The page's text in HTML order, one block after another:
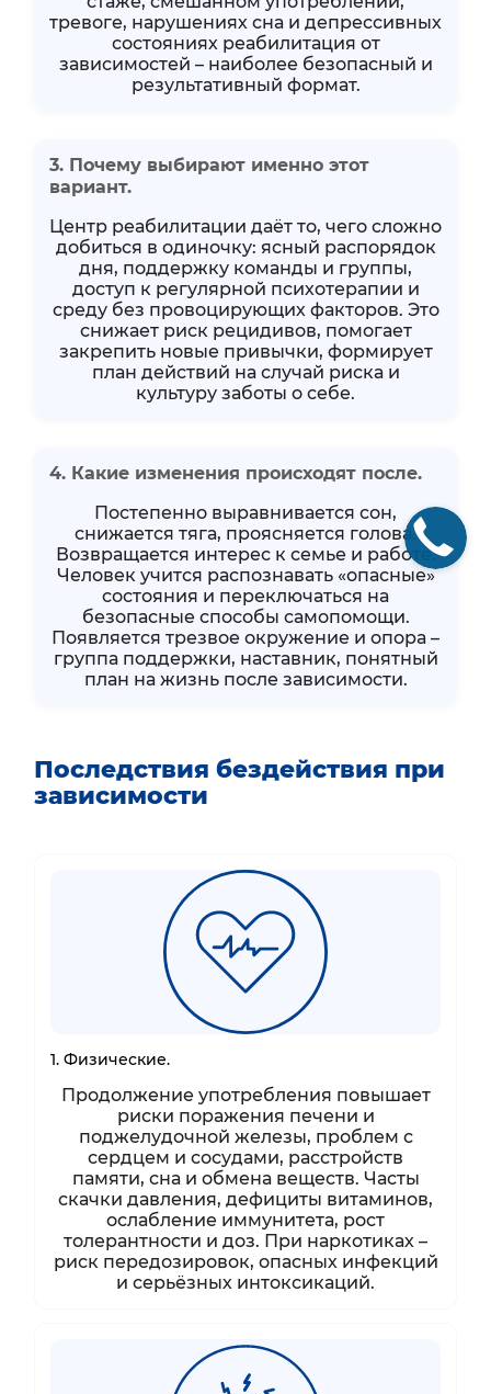
тревоге, нарушениях сна и депрессивных
состояниях реабилитация от
зависимостей – наиболее безопасный и
результативный формат.
3. Почему выбирают именно этот
вариант.
Центр реабилитации даёт то, чего сложно
добиться в одиночку: ясный распорядок
дня, поддержку команды и группы,
доступ к регулярной психотерапии и
среду без провоцирующих факторов. Это
снижает риск рецидивов, помогает
закрепить новые привычки, формирует
план действий на случай риска и
культуру заботы о себе.
4. Какие изменения происходят после.
Постепенно выравнивается сон,
снижается тяга, проясняется голова.
Возвращается интерес к семье и работе.
Человек учится распознавать «опасные»
состояния и переключаться на
безопасные способы самопомощи.
Появляется трезвое окружение и опора –
группа поддержки, наставник, понятный
план на жизнь после зависимости.
Последствия бездействия при
зависимости
1. Физические.
Продолжение употребления повышает
риски поражения печени и
поджелудочной железы, проблем с
сердцем и сосудами, расстройств
памяти, сна и обмена веществ. Часты
скачки давления, дефициты витаминов,
ослабление иммунитета, рост
толерантности и доз. При наркотиках –
риск передозировок, опасных инфекций
и серьёзных интоксикаций.